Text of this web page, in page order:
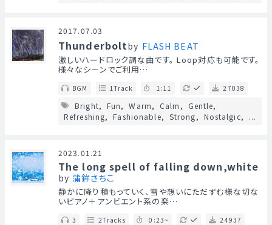
2017.07.03
Thunderboltby FLASH BEAT
激しいハードロック調な曲です。 Loop対応も可能です。
様々なシーンでご利用…
BGM 1Track 1:11 27038
Bright Fun Warm Calm
Gentle
Refreshing
Fashionable Strong Nostalgic ...
2023.01.21
The long spell of falling down,white
by 蒲鉾さちこ
静かに降り積もっていく、雪や想いにただずむ様な切な
いピアノ＋アンビエント系の楽…
3 2Tracks 0:23~ 24937